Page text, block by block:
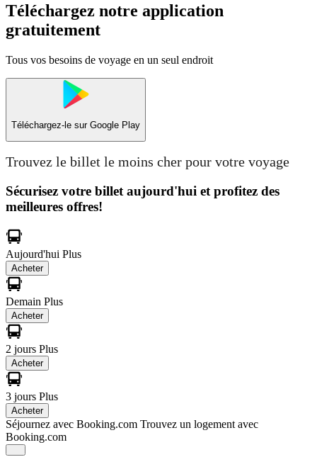
Téléchargez notre application
gratuitement
Tous vos besoins de voyage en un seul endroit
Téléchargez-le sur Google Play
Trouvez le billet le moins cher pour votre voyage
Sécurisez votre billet aujourd'hui et profitez des
meilleures offres!
Aujourd'hui Plus
Acheter
Demain Plus
Acheter
2 jours Plus
Acheter
3 jours Plus
Acheter
Séjournez avec Booking.com Trouvez un logement avec
Booking.com